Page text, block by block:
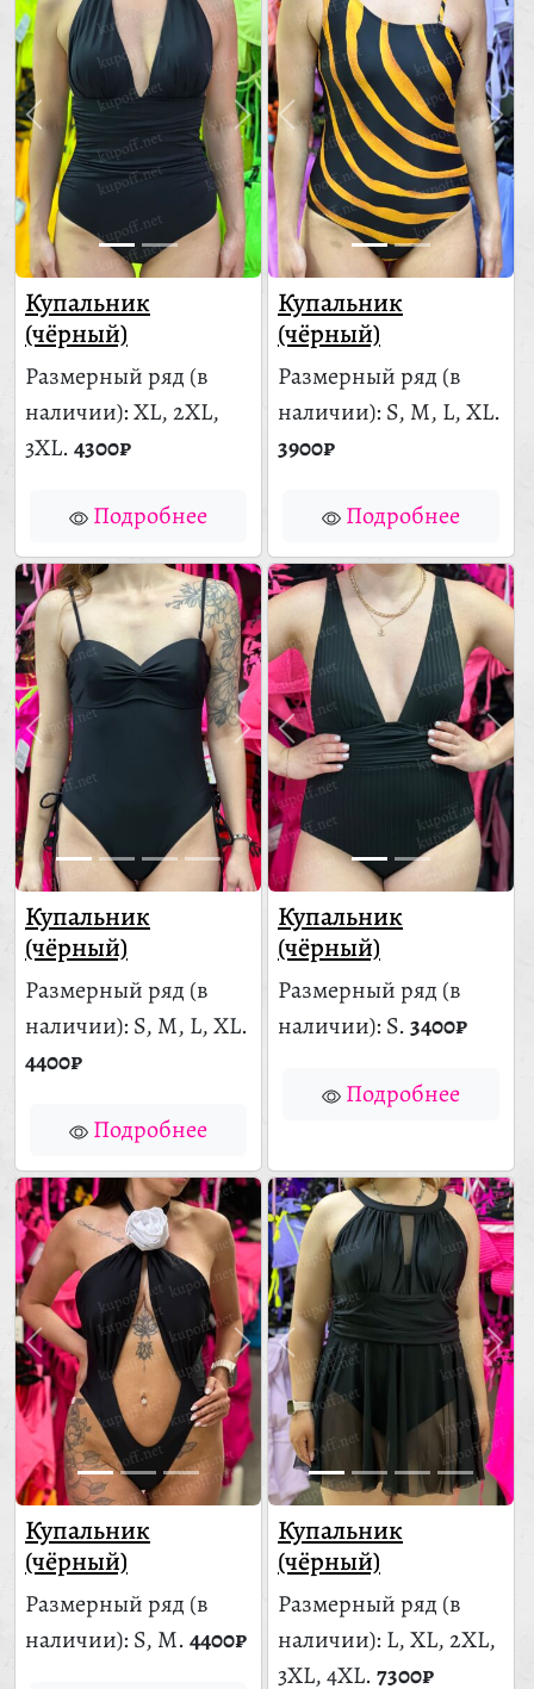
Купальник
(чёрный)
Размерный ряд (в
наличии): XL, 2XL,
3XL.4300₽
Подробнее
Купальник
(чёрный)
Размерный ряд (в
наличии): S, M, L, XL.
3900₽
Подробнее
Купальник
(чёрный)
Размерный ряд (в
наличии): S, M, L, XL.
4400₽
Подробнее
Купальник
(чёрный)
Размерный ряд (в
наличии): S.3400₽
Подробнее
Купальник
(чёрный)
Размерный ряд (в
наличии): S, M.4400₽
Купальник
(чёрный)
Размерный ряд (в
наличии): L, XL, 2XL,
3XL, 4XL.7300₽